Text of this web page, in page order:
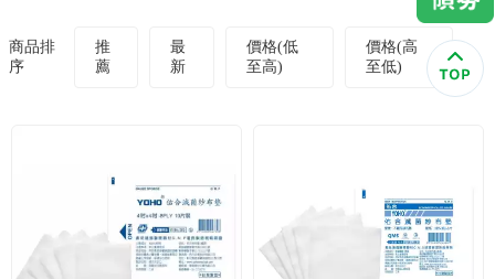
寵物
登入
商品排
序
推
薦
最
新
價格(低
至高)
價格(高
至低)